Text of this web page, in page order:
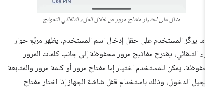
مثال على اختيار مفتاح مرور من خلال الملء التلقائي للنموذج
يركّز المستخدم على حقل إدخال اسم المستخدم، يظهر مربّع حوار
التلقائي، يقترح مفاتيح مرور محفوظة إلى جانب كلمات المرور
يمكن للمستخدم اختيار إما مفتاح مرور أو كلمة مرور والمتابعة
الدخول، وذلك باستخدام قفل شاشة الجهاز إذا اختار مفتاح